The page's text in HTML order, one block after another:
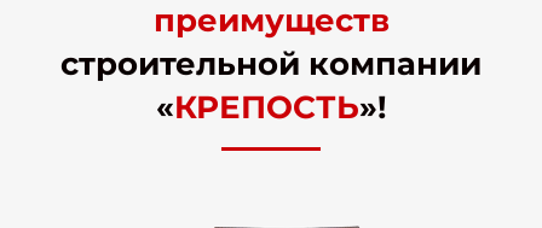
преимуществ
строительной компании
«КРЕПОСТЬ»!